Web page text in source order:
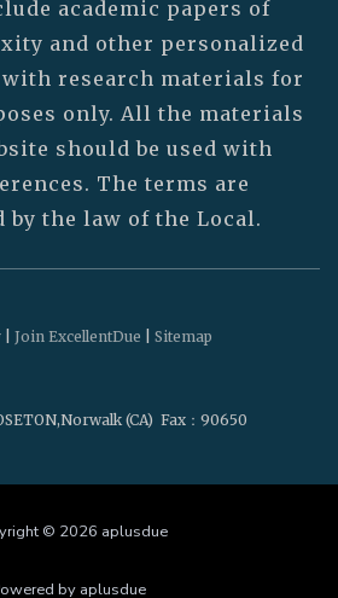
academic papers of
and other personalized
research materials for
only. All the materials
should be used with
The terms are
by the law of the Local.
(CA) Fax ：90650
Join ExcellentDue Sitemap
© 2026 aplusdue
by aplusdue